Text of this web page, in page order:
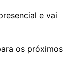
e vai
os próximos